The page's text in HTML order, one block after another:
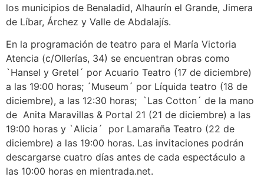
los municipios de Benaladid, Alhaurín el Grande, Jimera
de Líbar, Árchez y Valle de Abdalajís.
En la programación de teatro para el María Victoria
Atencia (c/Ollerías, 34) se encuentran obras como
`Hansel y Gretel´ por Acuario Teatro (17 de diciembre)
a las 19:00 horas; ´Museum´ por Líquida teatro (18 de
diciembre), a las 12:30 horas; `Las Cotton´ de la mano
de Anita Maravillas & Portal 21 (21 de diciembre) a las
19:00 horas y `Alicia´ por Lamaraña Teatro (22 de
diciembre) a las 19:00 horas. Las invitaciones podrán
descargarse cuatro días antes de cada espectáculo a
las 10:00 horas en mientrada.net.